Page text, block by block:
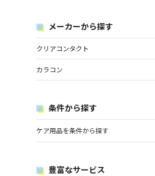
メーカーから探す
クリアコンタクト
カラコン
条件から探す
ケア用品を条件から探す
豊富なサービス